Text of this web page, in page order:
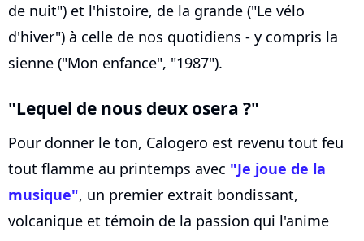
de nuit") et l'histoire, de la grande ("Le vélo
d'hiver") à celle de nos quotidiens - y compris la
sienne ("Mon enfance", "1987").
"Lequel de nous deux osera ?"
Pour donner le ton, Calogero est revenu tout feu
tout flamme au printemps avec "Je joue de la
musique", un premier extrait bondissant,
volcanique et témoin de la passion qui l'anime